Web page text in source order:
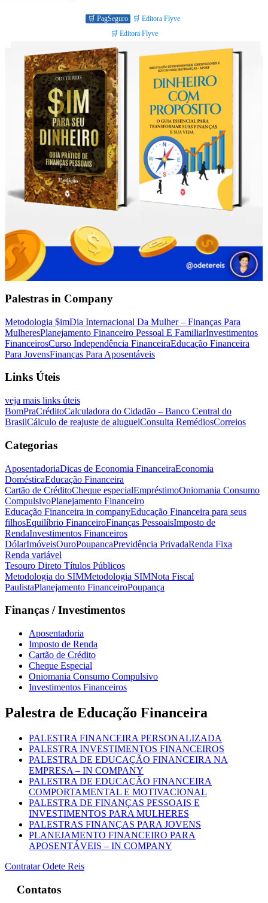
🛒 PagSeguro
🛒 Editora Flyve
🛒 Editora Flyve
Palestras in Company
Metodologia $imDia Internacional Da Mulher – Finanças Para
MulheresPlanejamento Financeiro Pessoal E FamiliarInvestimentos
FinanceirosCurso Independência FinanceiraEducação Financeira
Para JovensFinanças Para Aposentáveis
Links Úteis
veja mais links úteis
BomPraCréditoCalculadora do Cidadão – Banco Central do
BrasilCálculo de reajuste de aluguelConsulta RemédiosCorreios
Categorias
AposentadoriaDicas de Economia FinanceiraEconomia
DomésticaEducação Financeira
Cartão de CréditoCheque especialEmpréstimoOniomania Consumo
CompulsivoPlanejamento Financeiro
Educação Financeira in companyEducação Financeira para seus
filhosEquilíbrio FinanceiroFinanças PessoaisImposto de
RendaInvestimentos Financeiros
DólarImóveisOuroPoupancaPrevidência PrivadaRenda Fixa
Renda variável
Tesouro Direto Títulos Públicos
Metodologia do SIMMetodologia SIMNota Fiscal
PaulistaPlanejamento FinanceiroPoupança
Finanças / Investimentos
Aposentadoria
Imposto de Renda
Cartão de Crédito
Cheque Especial
Oniomania Consumo Compulsivo
Investimentos Financeiros
Palestra de Educação Financeira
PALESTRA FINANCEIRA PERSONALIZADA
PALESTRA INVESTIMENTOS FINANCEIROS
PALESTRA DE EDUCAÇÃO FINANCEIRA NA
EMPRESA – IN COMPANY
PALESTRA DE EDUCAÇÃO FINANCEIRA
COMPORTAMENTAL E MOTIVACIONAL
PALESTRA DE FINANÇAS PESSOAIS E
INVESTIMENTOS PARA MULHERES
PALESTRAS FINANÇAS PARA JOVENS
PLANEJAMENTO FINANCEIRO PARA
APOSENTÁVEIS – IN COMPANY
Contratar Odete Reis
Contatos